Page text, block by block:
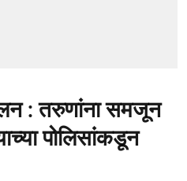
: तरुणांना समजून
पोलिसांकडून